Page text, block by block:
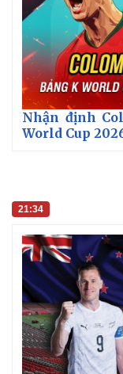
Nhận định
21:34